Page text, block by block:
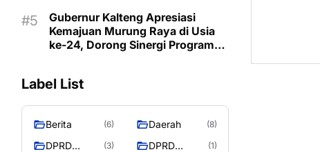
Gubernur Kalteng Apresiasi
Kemajuan Murung Raya di Usia
ke-24, Dorong Sinergi Program
Label List
Berita (6) Daerah (8)
DPRD
(3)
DPRD
(1)